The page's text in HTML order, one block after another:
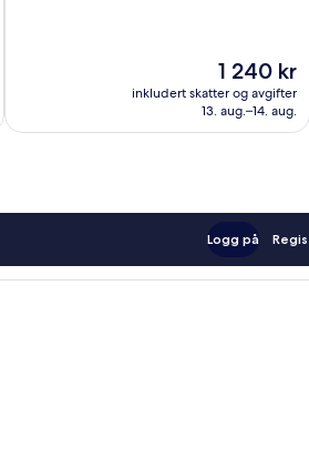
Prisen
er
1 240 kr
1 240 kr
inkludert skatter og avgifter
13. aug.–14. aug.
Logg på